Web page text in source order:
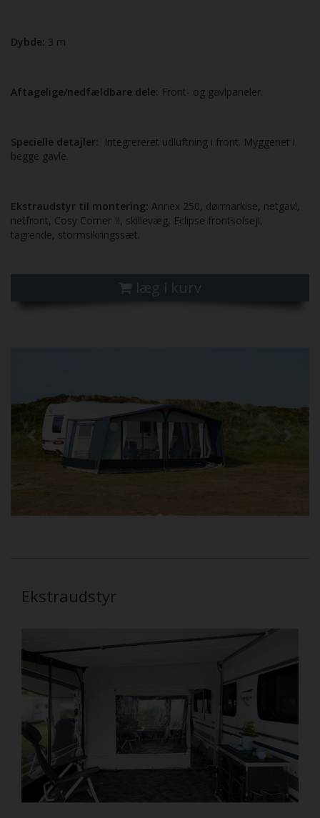
Dybde: 3 m
Aftagelige/nedfældbare dele: Front- og gavlpaneler.
Specielle detajler:
Integrereret udluftning i front. Myggenet i
begge gavle.
Ekstraudstyr til montering: Annex 250, dørmarkise, netgavl,
netfront, Cosy Corner II, skille­væg, Eclipse frontsolsejl,
tagrende, stormsikringssæt.
læg i kurv
Ekstraudstyr